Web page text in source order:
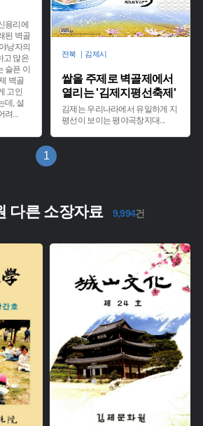
용리에
된 벽골
낭자의
고 많은
슬픈 이
벽골
고인
데, 설
려...
전북 ｜김제시
쌀을 주제로 벽골제에서
열리는 '김제지평선축제'
김제는 우리나라에서 유일하게 지
평선이 보이는 평야곡창지대...
1
다른 소장자료 9,994건
유형 :